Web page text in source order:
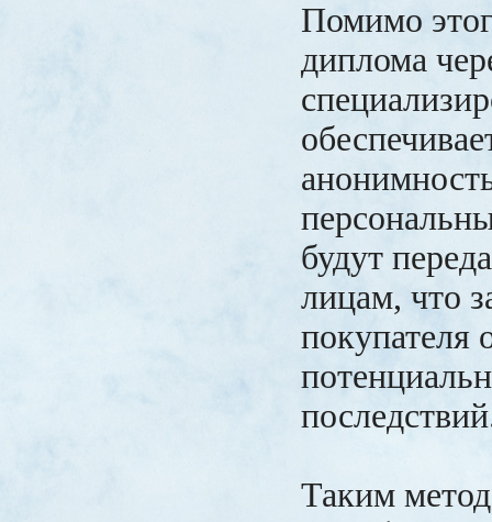
Помимо
диплома
будут
лицам, что
покупателя
Таким